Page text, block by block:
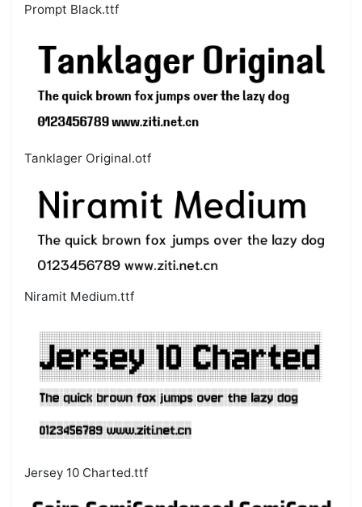
Prompt Black.ttf
Tanklager Original.otf
Niramit Medium.ttf
Jersey 10 Charted.ttf